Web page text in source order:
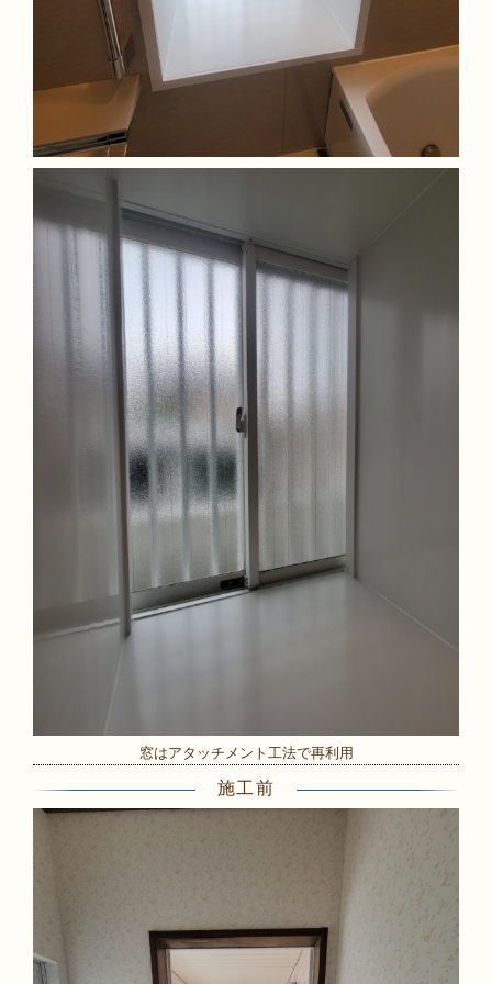
窓はアタッチメント工法で再利用
施工前